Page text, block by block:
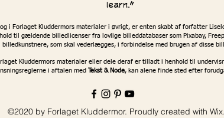
learn.”
i Forlaget Kluddermors materialer i øvrigt, er enten skabt af forfatter
til gældende billedlicenser fra lovlige billeddatabaser som Pixabay,
billedkunstnere, som skal vederlægges, i forbindelse med brugen af disse
Kluddermors materialer eller dele deraf er tilladt i henhold til
i aftalen med Tekst & Node, kan alene finde sted efter
©2020 by Forlaget Kluddermor. Proudly created with